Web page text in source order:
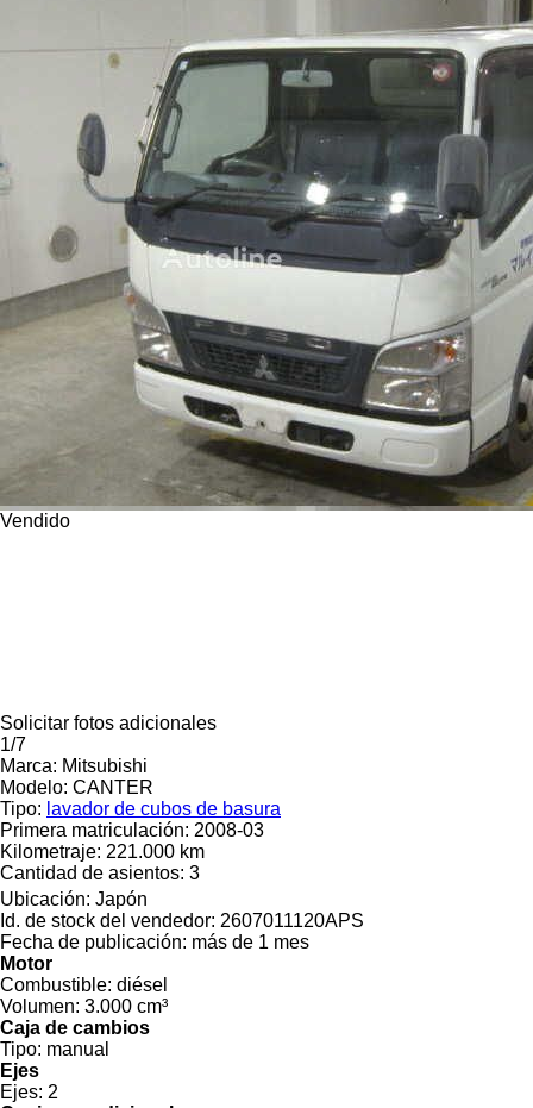
Vendido
Solicitar fotos adicionales
1/7
Marca: Mitsubishi
Modelo: CANTER
Tipo: lavador de cubos de basura
Primera matriculación: 2008-03
Kilometraje: 221.000 km
Cantidad de asientos: 3
Ubicación: Japón
Id. de stock del vendedor: 2607011120APS
Fecha de publicación: más de 1 mes
Motor
Combustible: diésel
Volumen: 3.000 cm³
Caja de cambios
Tipo: manual
Ejes
Ejes: 2